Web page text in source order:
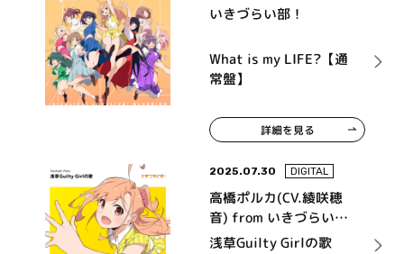
いきづらい部！
What is my LIFE?【通
常盤】
詳細を見る
2025.07.30 DIGITAL
高橋ポルカ(CV.綾咲穂
音) from いきづらい
部！
浅草Guilty Girlの歌